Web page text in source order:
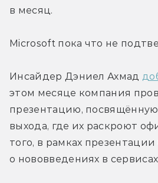
в месяц.
Microsoft пока что не
Инсайдер Дэниел Ахмад
этом месяце компания
презентацию,
выхода, где их раскроют
того, в рамках
о нововведениях в